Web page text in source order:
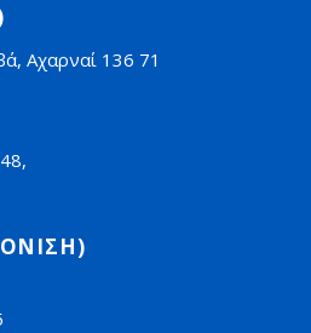
Αχαρναί 136 71